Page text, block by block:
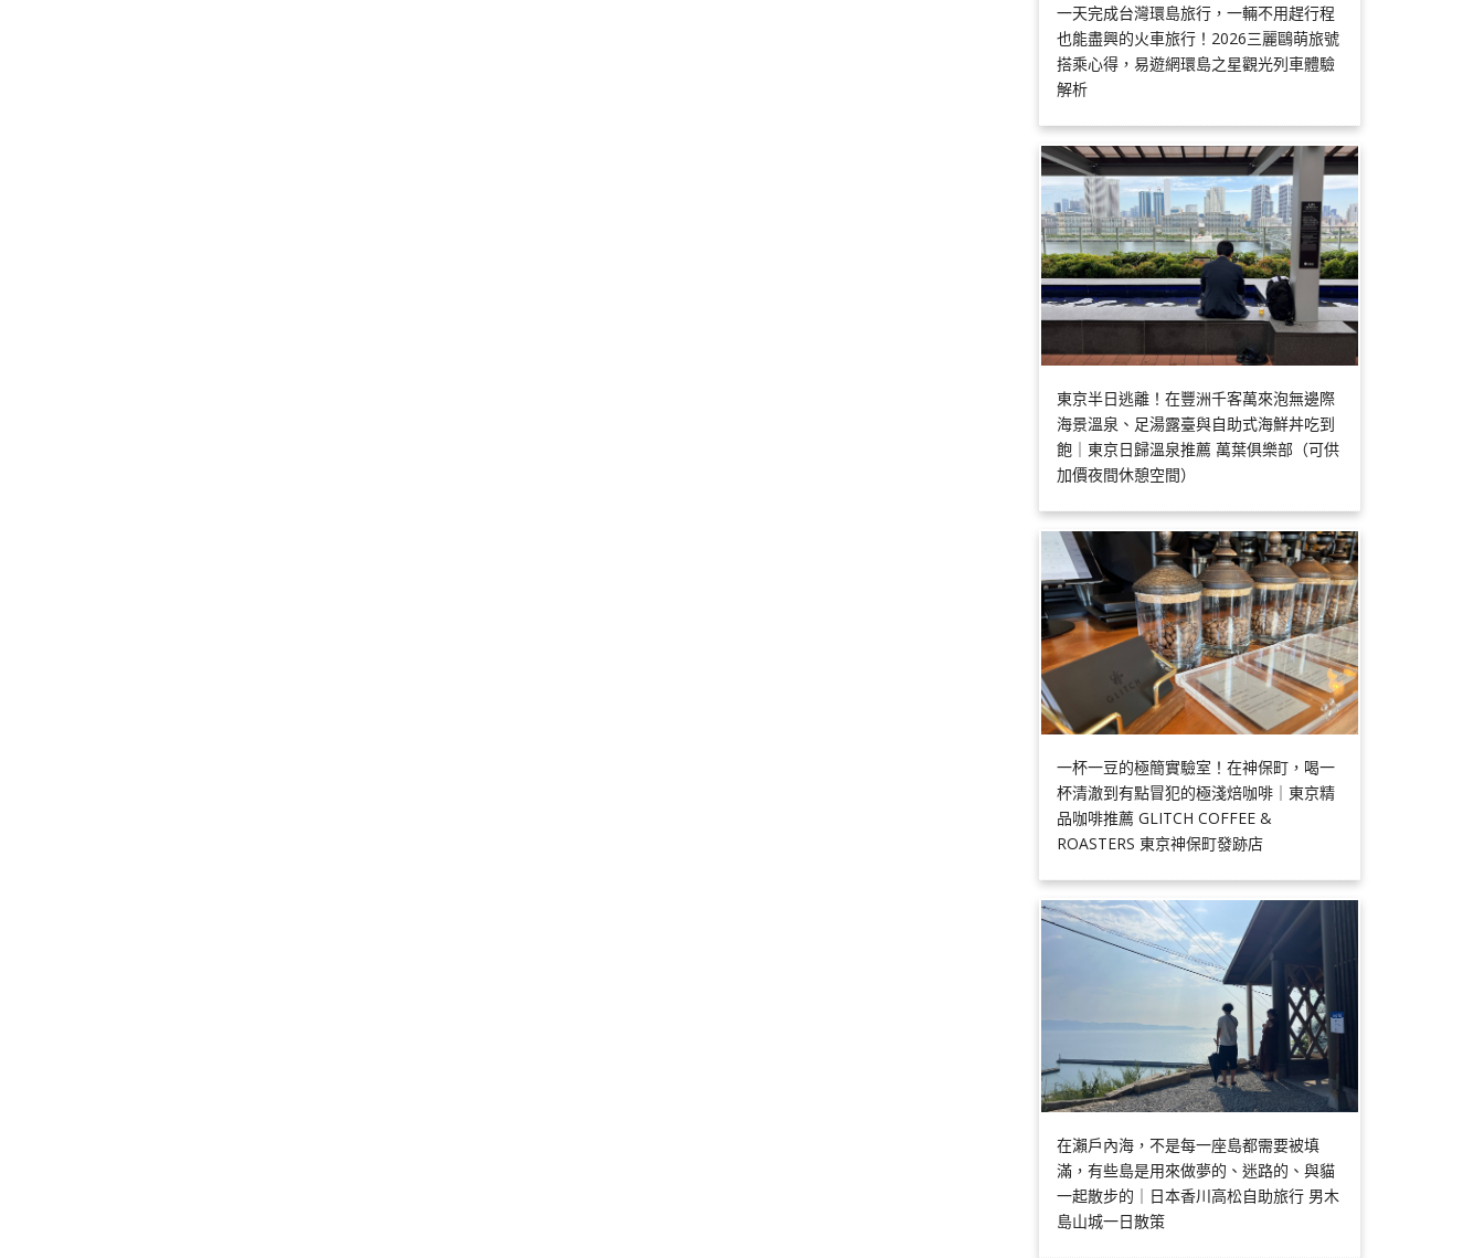
一天完成台灣環島旅行，一輛不用趕行程
也能盡興的火車旅行！2026三麗鷗萌旅號
搭乘心得，易遊網環島之星觀光列車體驗
解析
東京半日逃離！在豐洲千客萬來泡無邊際
海景溫泉、足湯露臺與自助式海鮮丼吃到
飽｜東京日歸溫泉推薦 萬葉俱樂部（可供
加價夜間休憩空間）
一杯一豆的極簡實驗室！在神保町，喝一
杯清澈到有點冒犯的極淺焙咖啡｜東京精
品咖啡推薦 GLITCH COFFEE &
ROASTERS 東京神保町發跡店
在瀨戶內海，不是每一座島都需要被填
滿，有些島是用來做夢的、迷路的、與貓
一起散步的｜日本香川高松自助旅行 男木
島山城一日散策